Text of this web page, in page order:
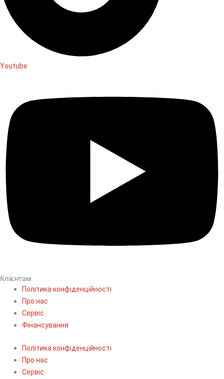
Youtube
Клієнтам
Політика конфіденційності
Про нас
Сервіс
Фінансування
Політика конфіденційності
Про нас
Сервіс